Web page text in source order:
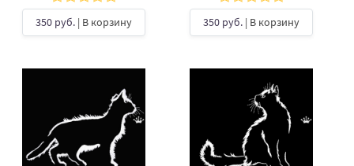
350 руб. | В корзину 350 руб. | В корзину